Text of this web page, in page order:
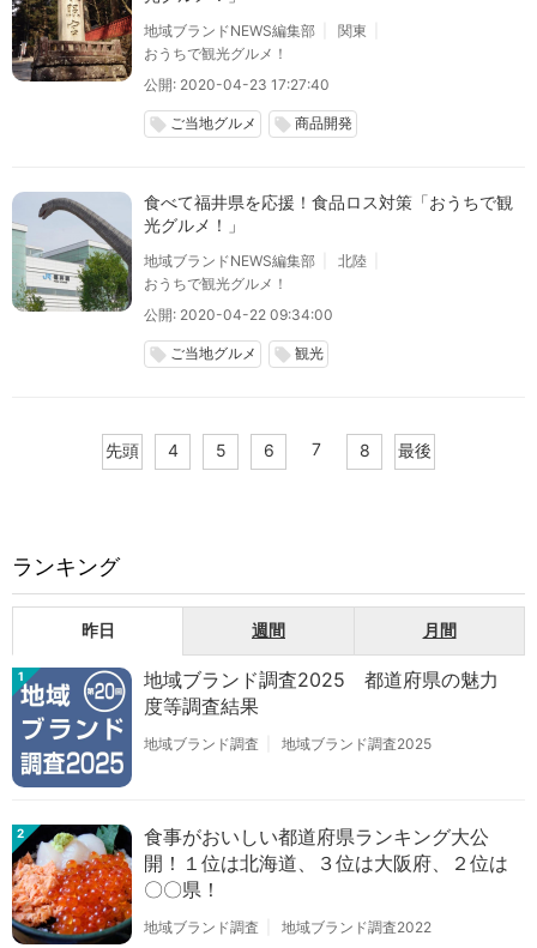
地域ブランドNEWS編集部
関東
おうちで観光グルメ！
公開: 2020-04-23 17:27:40
local_offer ご当地グルメ local_offer 商品開発
食べて福井県を応援！食品ロス対策「おうちで観
光グルメ！」
地域ブランドNEWS編集部
北陸
おうちで観光グルメ！
公開: 2020-04-22 09:34:00
local_offer ご当地グルメ local_offer 観光
先頭 4 5 6 7 8 最後
ランキング
昨日 週間 月間
1
地域ブランド調査2025 都道府県の魅力
度等調査結果
地域ブランド調査 地域ブランド調査2025
2
食事がおいしい都道府県ランキング大公
開！１位は北海道、３位は大阪府、２位は
〇〇県！
地域ブランド調査 地域ブランド調査2022